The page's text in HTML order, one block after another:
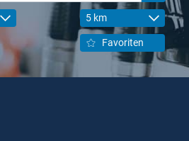
5 km
Favoriten